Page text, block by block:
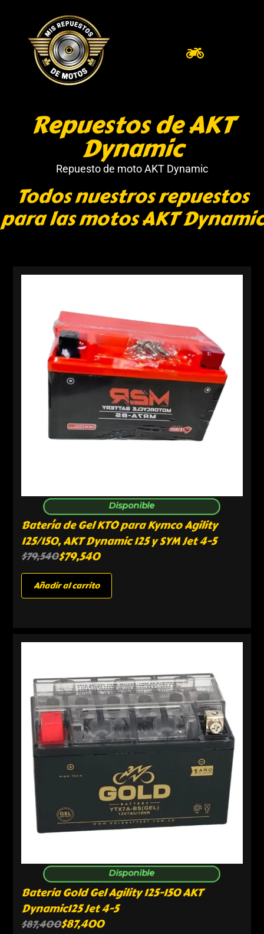
Repuestos de AKT
Dynamic
Repuesto de moto AKT Dynamic
Todos nuestros repuestos
para las motos AKT Dynamic
Disponible
Batería de Gel KTO para Kymco Agility
125/150, AKT Dynamic 125 y SYM Jet 4-5
$79,540$79,540
Añadir al carrito
Disponible
Bateria Gold Gel Agility 125-150 AKT
Dynamic125 Jet 4-5
$87,400$87,400